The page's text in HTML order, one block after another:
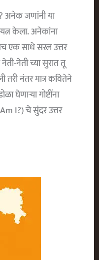
जणांनी या
केला. अनेकांना
एक साधे सरल उत्तर
नेती च्या सुरात तू
तरी नंतर मात्र कवितेने
घेणाऱ्या गोष्टींना
I?) चे सुंदर उत्तर